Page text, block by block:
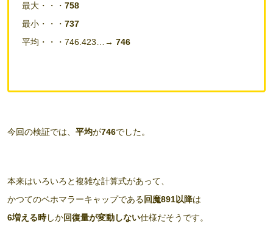
最大・・・ 758
最小・・・ 737
平均・・・746.423…→ 746
今回の検証では、 平均が746でした。
本来はいろいろと複雑な計算式があって、
かつてのベホマラーキャップである回魔891以降は
6増える時しか回復量が変動しない仕様だそうです。